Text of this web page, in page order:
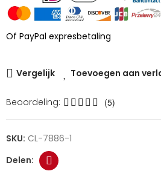
Of PayPal expresbetaling
Vergelijk Toevoegen aan
Beoordeling: (5)
SKU: CL-7886-1